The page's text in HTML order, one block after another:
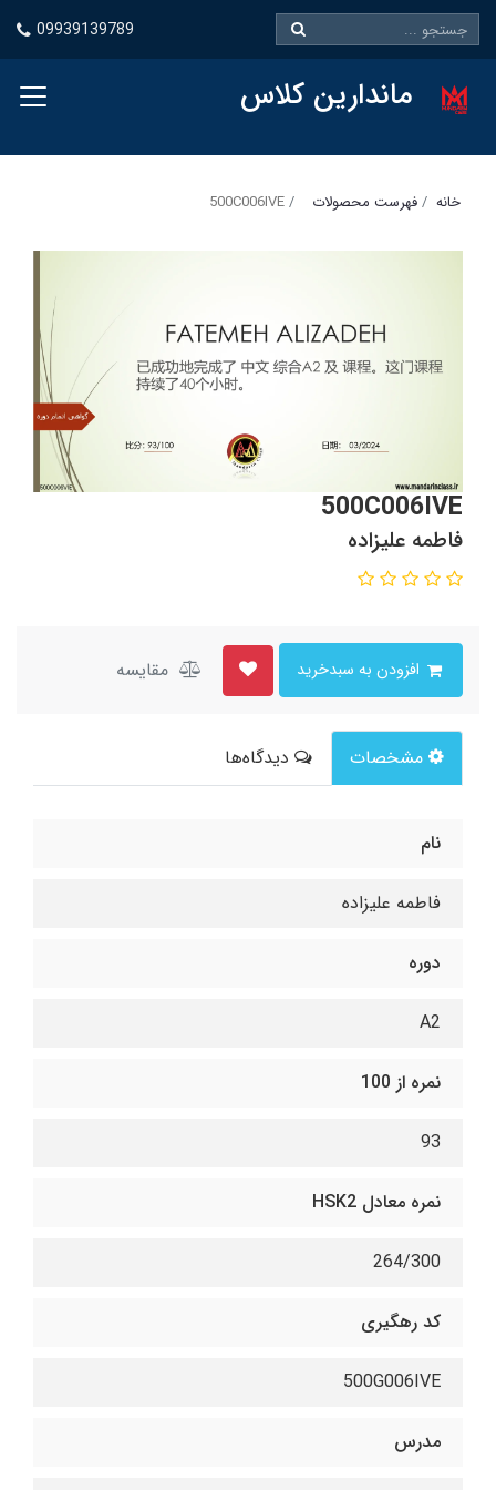
09939139789
ماندارین کلاس
خانه فهرست محصولات 500C006IVE
500C006IVE
فاطمه علیزاده
مقایسه
مشخصات دیدگاه‌ها
نام
فاطمه علیزاده
دوره
A2
نمره از 100
93
نمره معادل HSK2
264/300
کد رهگیری
500G006IVE
مدرس